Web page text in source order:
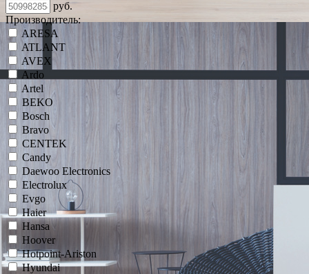
руб.
Производитель:
ARESA
ATLANT
AVEX
Ardo
Artel
BEKO
Bosch
Bravo
CENTEK
Candy
Daewoo Electronics
Electrolux
Evgo
Haier
Hansa
Hoover
Hotpoint-Ariston
Hyundai